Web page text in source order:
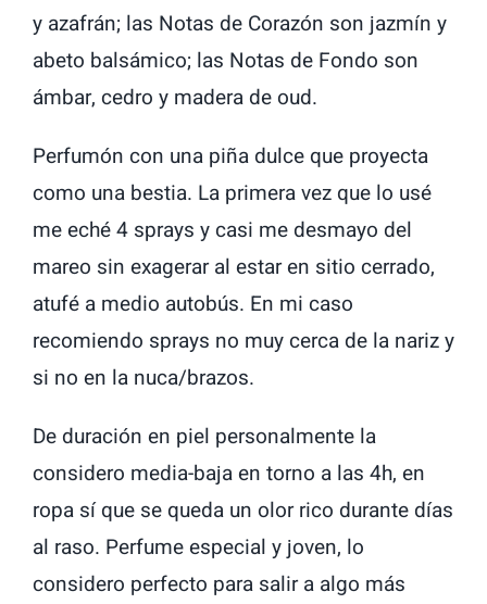
y azafrán; las Notas de Corazón son jazmín y
abeto balsámico; las Notas de Fondo son
ámbar, cedro y madera de oud.
Perfumón con una piña dulce que proyecta
como una bestia. La primera vez que lo usé
me eché 4 sprays y casi me desmayo del
mareo sin exagerar al estar en sitio cerrado,
atufé a medio autobús. En mi caso
recomiendo sprays no muy cerca de la nariz y
si no en la nuca/brazos.
De duración en piel personalmente la
considero media-baja en torno a las 4h, en
ropa sí que se queda un olor rico durante días
al raso. Perfume especial y joven, lo
considero perfecto para salir a algo más